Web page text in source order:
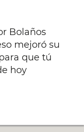
Bolaños
mejoró su
que tú
hoy